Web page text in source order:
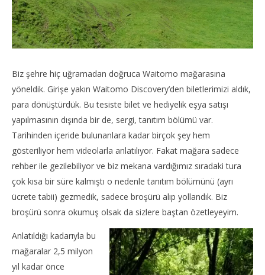
Biz şehre hiç uğramadan doğruca Waitomo mağarasına
yöneldik. Girişe yakın Waitomo Discovery’den biletlerimizi aldık,
para dönüştürdük. Bu tesiste bilet ve hediyelik eşya satışı
yapılmasının dışında bir de, sergi, tanıtım bölümü var.
Tarihinden içeride bulunanlara kadar birçok şey hem
gösteriliyor hem videolarla anlatılıyor. Fakat mağara sadece
rehber ile gezilebiliyor ve biz mekana vardığımız sıradaki tura
çok kısa bir süre kalmıştı o nedenle tanıtım bölümünü (ayrı
ücrete tabii) gezmedik, sadece broşürü alıp yollandık. Biz
broşürü sonra okumuş olsak da sizlere baştan özetleyeyim.
Anlatıldığı kadarıyla bu
mağaralar 2,5 milyon
yıl kadar önce